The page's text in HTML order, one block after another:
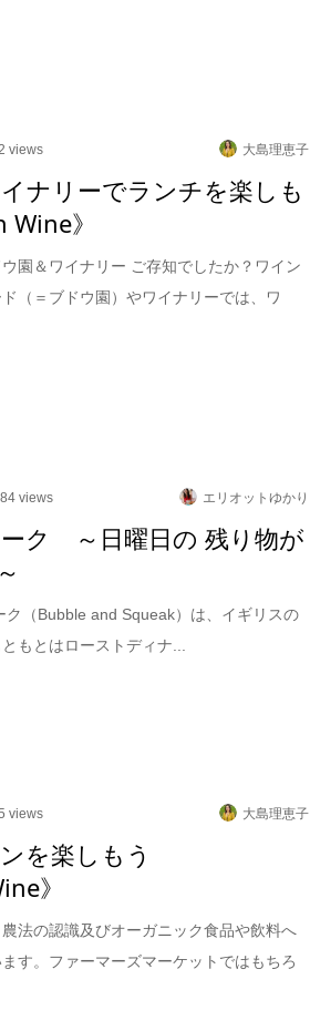
views 大島理恵子
ナリーでランチを楽しも
》
園＆ワイナリー ご存知でしたか？ワイン
（＝ブドウ園）やワイナリーでは、ワ
views エリオットゆかり
ク ～日曜日の 残り物が
（Bubble and Squeak）は、イギリスの
もとはローストディナ...
views 大島理恵子
を楽しもう
》
法の認識及びオーガニック食品や飲料へ
す。ファーマーズマーケットではもちろ